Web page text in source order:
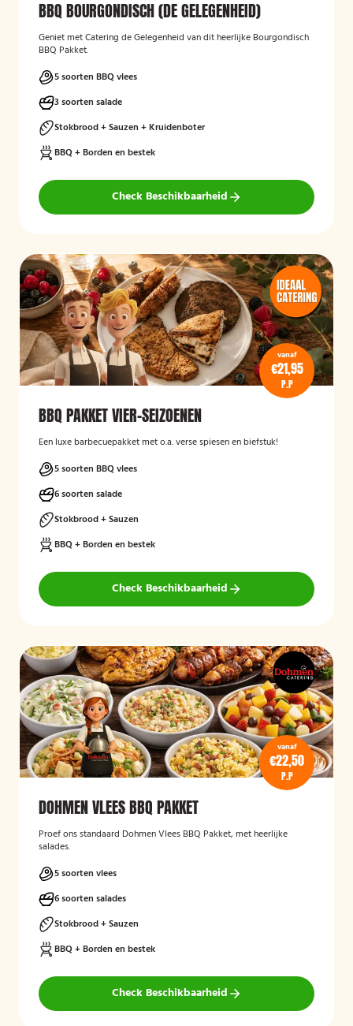
BBQ BOURGONDISCH (DE GELEGENHEID)
Geniet met Catering de Gelegenheid van dit heerlijke Bourgondisch
BBQ Pakket.
5 soorten BBQ vlees
3 soorten salade
Stokbrood + Sauzen + Kruidenboter
BBQ + Borden en bestek
Check Beschikbaarheid
vanaf
€21,95
P.P
BBQ PAKKET VIER-SEIZOENEN
Een luxe barbecuepakket met o.a. verse spiesen en biefstuk!
5 soorten BBQ vlees
6 soorten salade
Stokbrood + Sauzen
BBQ + Borden en bestek
Check Beschikbaarheid
vanaf
€22,50
P.P
DOHMEN VLEES BBQ PAKKET
Proef ons standaard Dohmen Vlees BBQ Pakket, met heerlijke
salades.
5 soorten vlees
6 soorten salades
Stokbrood + Sauzen
BBQ + Borden en bestek
Check Beschikbaarheid